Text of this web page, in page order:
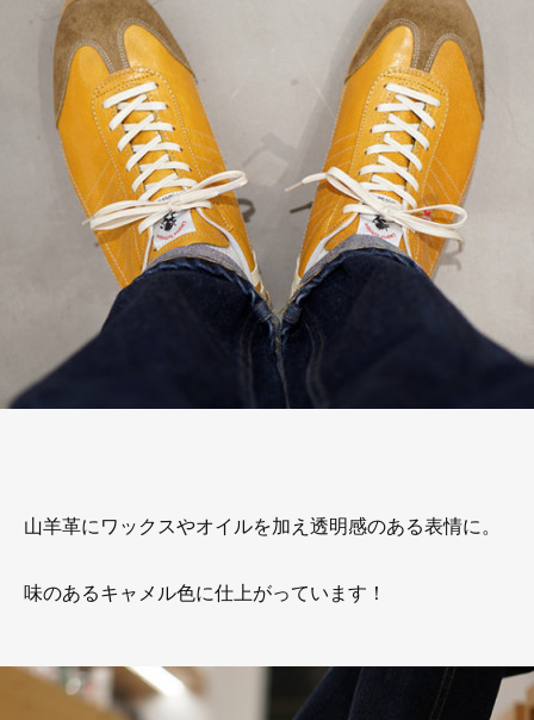
山羊革にワックスやオイルを加え透明感のある表情に。
味のあるキャメル色に仕上がっています！